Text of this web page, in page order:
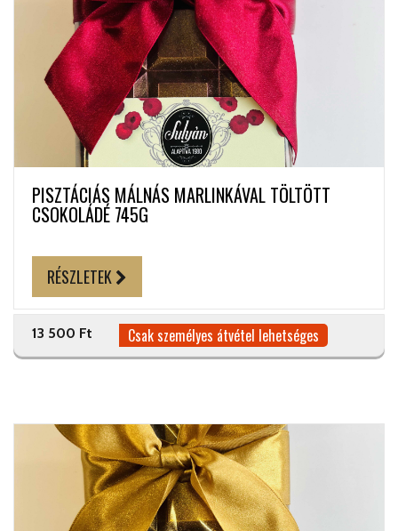
PISZTÁCIÁS MÁLNÁS MARLINKÁVAL TÖLTÖTT
CSOKOLÁDÉ 745G
RÉSZLETEK
13 500 Ft Csak személyes átvétel lehetséges